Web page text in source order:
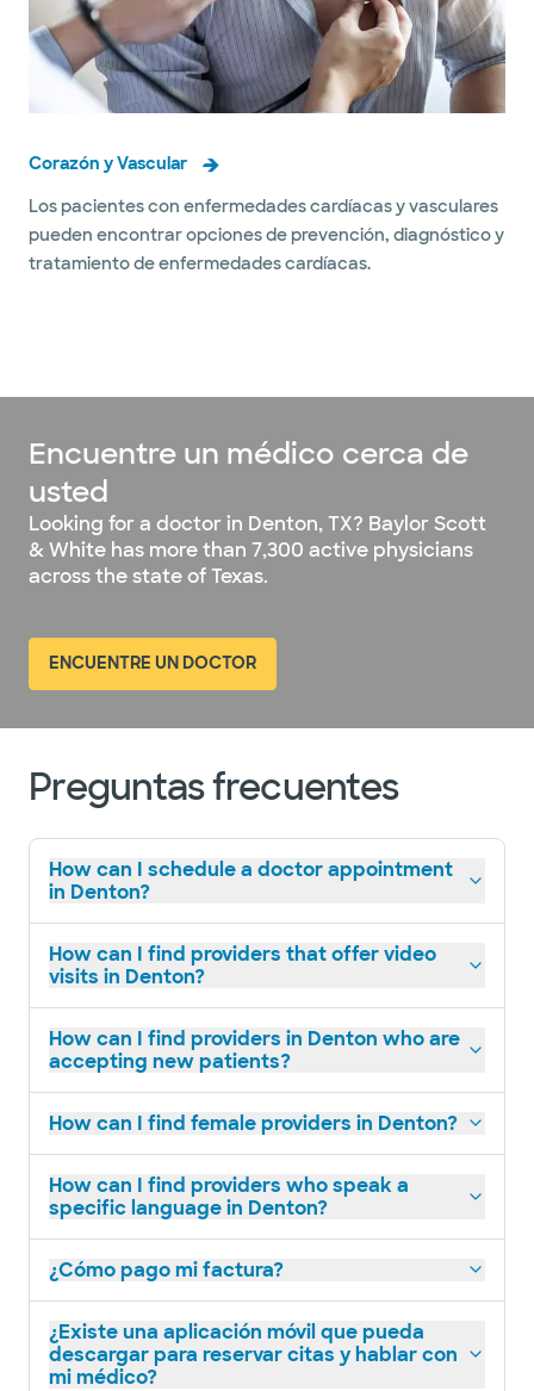
Corazón y Vascular
Los pacientes con enfermedades cardíacas y vasculares
pueden encontrar opciones de prevención, diagnóstico y
tratamiento de enfermedades cardíacas.
Encuentre un médico cerca de
usted
Looking for a doctor in Denton, TX? Baylor Scott
& White has more than 7,300 active physicians
across the state of Texas.
ENCUENTRE UN DOCTOR
Preguntas frecuentes
How can I schedule a doctor appointment
in Denton?
How can I find providers that offer video
visits in Denton?
How can I find providers in Denton who are
accepting new patients?
How can I find female providers in Denton?
How can I find providers who speak a
specific language in Denton?
¿Cómo pago mi factura?
¿Existe una aplicación móvil que pueda
descargar para reservar citas y hablar con
mi médico?